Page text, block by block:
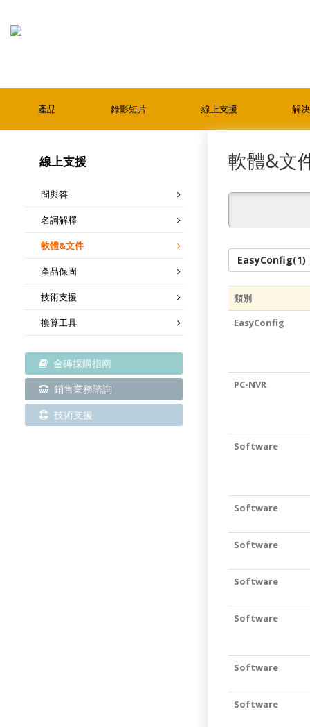
產品 錄影短片 線上支援 解
線上支援
問與答
名詞解釋
軟體&文件
產品保固
技術支援
換算工具
金磚採購指南
銷售業務諮詢
技術支援
軟體&文
類別
EasyConfig
PC-NVR
Software
Software
Software
Software
Software
Software
Software